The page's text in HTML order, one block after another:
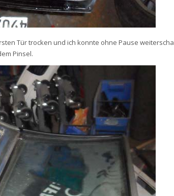
Tür trocken und ich konnte ohne Pause
Pinsel.